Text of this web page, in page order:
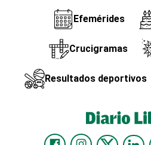
Efemérides
Crucigramas
Resultados deportivos